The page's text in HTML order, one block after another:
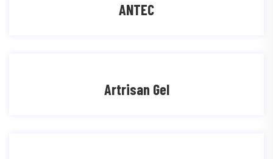
ANTEC
Artrisan Gel